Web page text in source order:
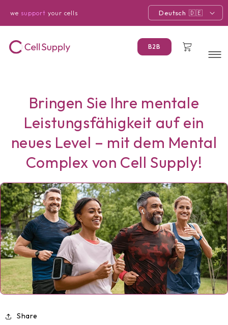
zum
we support your cells Deutsch
B2B Warenkorb
Bringen Sie Ihre mentale
Leistungsfähigkeit auf ein
neues Level – mit dem Mental
Complex von Cell Supply!
Share